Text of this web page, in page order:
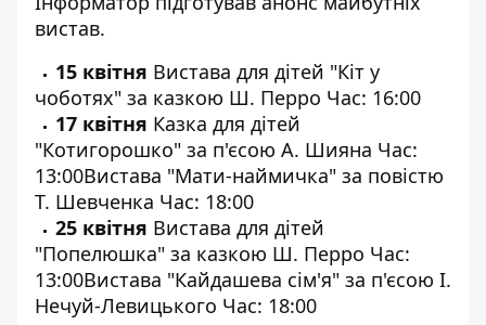
вистав.
15 квітня Вистава для дітей "Кіт у
чоботях" за казкою Ш. Перро Час: 16:00
17 квітня Казка для дітей
"Котигорошко" за п'єсою А. Шияна Час:
13:00Вистава "Мати-наймичка" за повістю
Т. Шевченка Час: 18:00
25 квітня Вистава для дітей
"Попелюшка" за казкою Ш. Перро Час:
13:00Вистава "Кайдашева сім'я" за п'єсою І.
Нечуй-Левицького Час: 18:00